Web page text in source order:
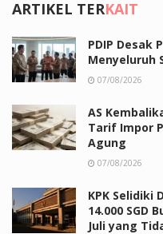
ARTIKEL TERKAIT
PDIP Desak
Menyeluruh
07/08/2026
AS
Tarif Impor
Agung
07/08/2026
KPK Selidiki
14.000 SGD
Juli yang